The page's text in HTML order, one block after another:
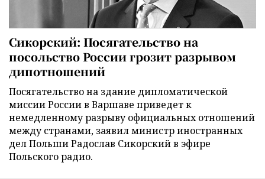
Сикорский: Посягательство на
посольство России грозит разрывом
дипотношений
Посягательство на здание дипломатической
миссии России в Варшаве приведет к
немедленному разрыву официальных отношений
между странами, заявил министр иностранных
дел Польши Радослав Сикорский в эфире
Польского радио.